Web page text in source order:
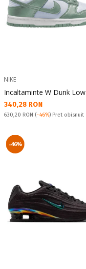
NIKE
Incaltaminte W Dunk Low
Текуща цена:
340,28 RON
Pret obisnuit:
630,20 RON (-46%) Pret obisnuit
-46%